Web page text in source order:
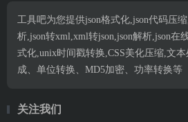
工具吧为您提供json格式化,json代码压
析,json转xml,xml转json,json解析,json在
式化,unix时间戳转换,CSS美化压缩,文
成、单位转换、MD5加密、功率转换等
关注我们